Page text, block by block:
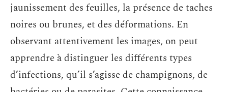
jaunissement des feuilles, la présence de taches
noires ou brunes, et des déformations. En
observant attentivement les images, on peut
apprendre à distinguer les différents types
d’infections, qu’il s’agisse de champignons, de